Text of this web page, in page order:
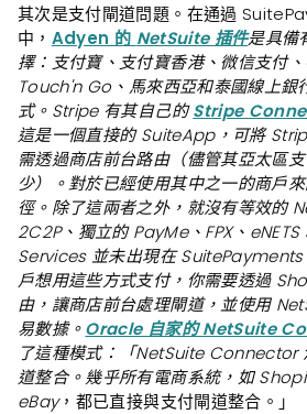
其次是支付閘道問題。在通過
中， Adyen 的 NetSuite 插件是具備
擇：支付寶、支付寶香港、微信支付
Touch'n Go、馬來西亞和泰國線上銀
式。Stripe 有其自己的Stripe
這是一個直接的 SuiteApp，可將
需透過商店前台路由（儘管其亞太區
少）。對於已經使用其中之一的商戶
徑。除了這兩者之外，就沒有等效的
2C2P、獨立的 PayMe、FPX、
Services 並未出現在 SuitePayments
戶想用這些方式支付，你需要透過
由，讓商店前台處理閘道，並使用
易數據。Oracle 自家的 NetSuite
了這種模式：「NetSuite Connector
道整合。幾乎所有電商系統，如
eBay，都已直接與支付閘道整合。」